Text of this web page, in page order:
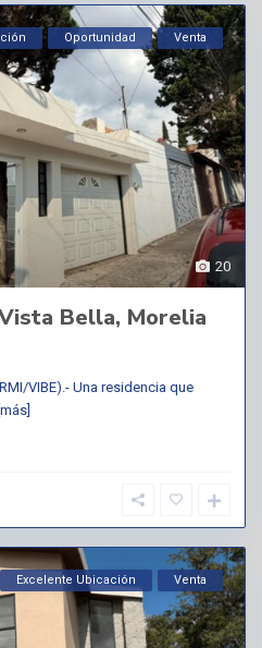
20
Oportunidad Venta
Bella, Morelia
VIBE).- Una residencia que
[más]
Excelente Ubicación Venta